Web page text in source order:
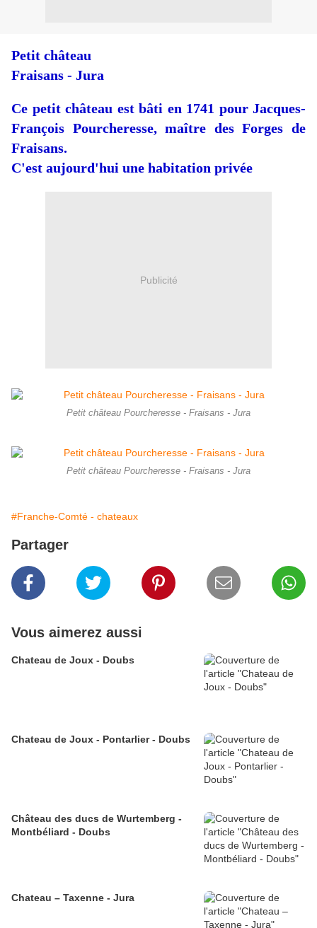
Petit château
Fraisans - Jura
Ce petit château est bâti en 1741 pour Jacques-
François Pourcheresse, maître des Forges de
Fraisans.
C'est aujourd'hui une habitation privée
Publicité
Petit château Pourcheresse - Fraisans - Jura
Petit château Pourcheresse - Fraisans - Jura
#Franche-Comté - chateaux
Partager
Vous aimerez aussi
Chateau de Joux - Doubs
Chateau de Joux - Pontarlier - Doubs
Château des ducs de Wurtemberg -
Montbéliard - Doubs
Chateau – Taxenne - Jura